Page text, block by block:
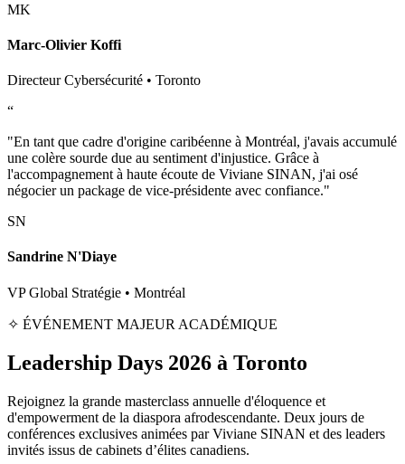
MK
Marc-Olivier Koffi
Directeur Cybersécurité • Toronto
“
"En tant que cadre d'origine caribéenne à Montréal, j'avais accumulé
une colère sourde due au sentiment d'injustice. Grâce à
l'accompagnement à haute écoute de Viviane SINAN, j'ai osé
négocier un package de vice-présidente avec confiance."
SN
Sandrine N'Diaye
VP Global Stratégie • Montréal
✧ ÉVÉNEMENT MAJEUR ACADÉMIQUE
Leadership Days 2026 à Toronto
Rejoignez la grande masterclass annuelle d'éloquence et
d'empowerment de la diaspora afrodescendante. Deux jours de
conférences exclusives animées par Viviane SINAN et des leaders
invités issus de cabinets d’élites canadiens.